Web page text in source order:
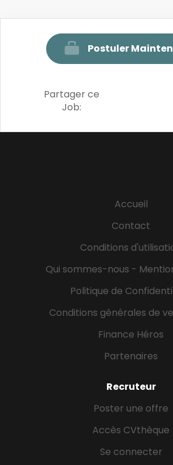
Postuler
Partager ce
Job:
Accueil
Contact
Conditions
Qui sommes-nous -
Politique de
Conditions générales de
Finance Héros
Partenaires
Recruteur
Poster une offre
Accès CVthèque
Se connecter